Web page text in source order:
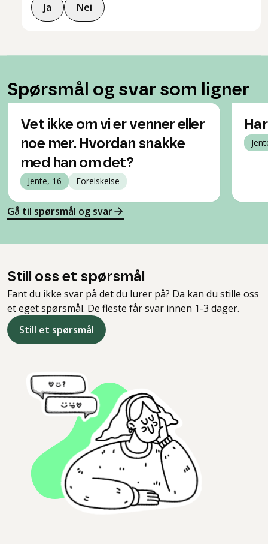
Ja Nei
Spørsmål og svar som ligner
Vet ikke om vi er venner eller
noe mer. Hvordan snakke
med han om det?
Jente, 16 Forelskelse
Gå til spørsmål og svar
Still oss et spørsmål
Fant du ikke svar på det du lurer på? Da kan du stille oss
et eget spørsmål. De fleste får svar innen 1-3 dager.
Still et spørsmål